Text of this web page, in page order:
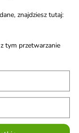
brak na stanie
Zestaw
znajdziesz tutaj:
tym przetwarzanie